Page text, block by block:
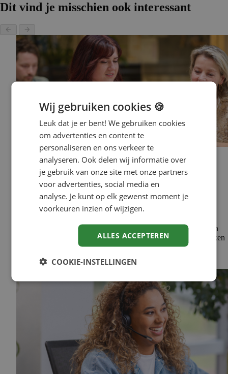
Dit vind je misschien ook interessant
Solliciteren
Wat betekent diploma-inflatie voor
jouw carrière?
Diploma-inflatie laat zien dat de arbeidsmarkt verandert.
automatisch betekent dat iemand ook beter geschikt is voor een
functie. Voor jou kan dat een aanleiding zijn om kritisch te kijken
naar je eigen positie. Hoe ontwikkelt jouw vakgebied…
Lees meer
Wij gebruiken cookies 🍪
Leuk dat je er bent! We gebruiken cookies
om advertenties en content te
personaliseren en ons verkeer te
analyseren. Ook delen wij informatie over
je gebruik van onze site met onze partners
voor advertenties, social media en
analyse. Je kunt op elk gewenst moment je
voorkeuren inzien of wijzigen.
ALLES ACCEPTEREN
COOKIE-INSTELLINGEN